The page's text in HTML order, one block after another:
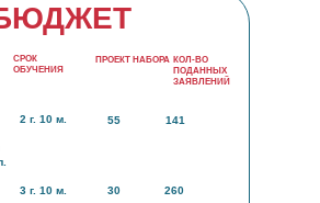
141
260
55
30
2 г. 10 м.
3 г. 10 м.
СРОК
ОБУЧЕНИЯ
ПРОЕКТ НАБОРА КОЛ-ВО
ПОДАННЫХ
ЗАЯВЛЕНИЙ